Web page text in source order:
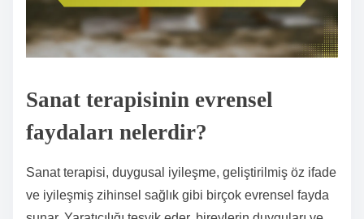
Sanat terapisinin evrensel
faydaları nelerdir?
Sanat terapisi, duygusal iyileşme, geliştirilmiş öz ifade
ve iyileşmiş zihinsel sağlık gibi birçok evrensel fayda